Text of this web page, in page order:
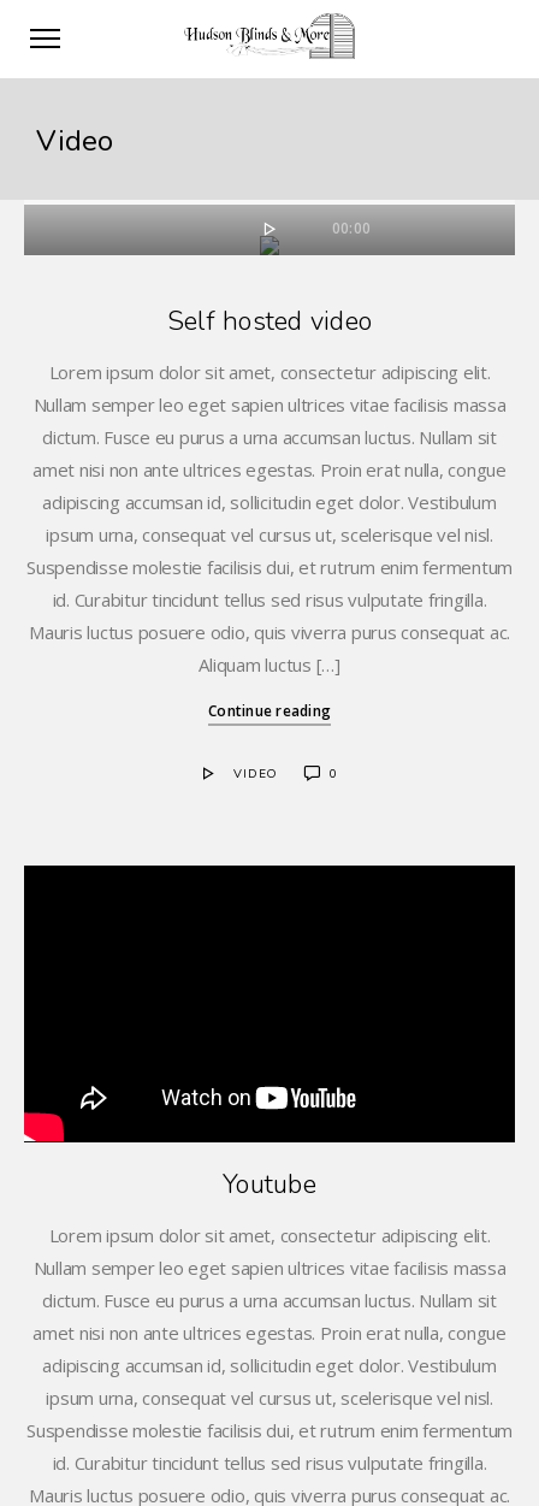
Video
00:00
Self hosted video
Lorem ipsum dolor sit amet, consectetur adipiscing elit.
Nullam semper leo eget sapien ultrices vitae facilisis massa
dictum. Fusce eu purus a urna accumsan luctus. Nullam sit
amet nisi non ante ultrices egestas. Proin erat nulla, congue
adipiscing accumsan id, sollicitudin eget dolor. Vestibulum
ipsum urna, consequat vel cursus ut, scelerisque vel nisl.
Suspendisse molestie facilisis dui, et rutrum enim fermentum
id. Curabitur tincidunt tellus sed risus vulputate fringilla.
Mauris luctus posuere odio, quis viverra purus consequat ac.
Aliquam luctus […]
Continue reading
VIDEO 0
Youtube
Lorem ipsum dolor sit amet, consectetur adipiscing elit.
Nullam semper leo eget sapien ultrices vitae facilisis massa
dictum. Fusce eu purus a urna accumsan luctus. Nullam sit
amet nisi non ante ultrices egestas. Proin erat nulla, congue
adipiscing accumsan id, sollicitudin eget dolor. Vestibulum
ipsum urna, consequat vel cursus ut, scelerisque vel nisl.
Suspendisse molestie facilisis dui, et rutrum enim fermentum
id. Curabitur tincidunt tellus sed risus vulputate fringilla.
Mauris luctus posuere odio, quis viverra purus consequat ac.